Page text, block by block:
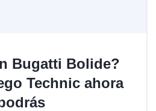
Bugatti Bolide?
Technic ahora